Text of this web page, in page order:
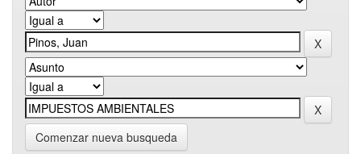
Comenzar nueva busqueda